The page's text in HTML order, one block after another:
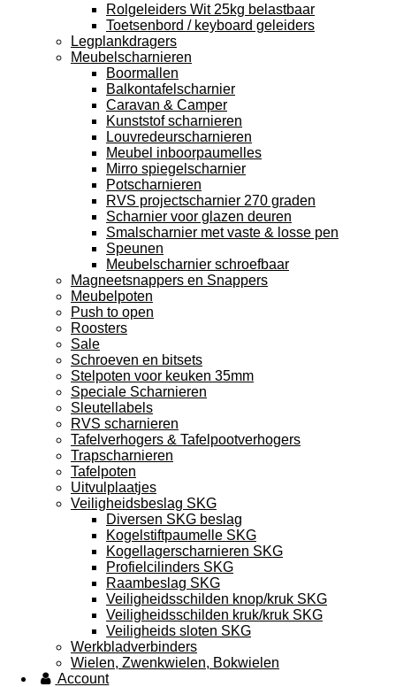
Rolgeleiders Wit 25kg belastbaar
Toetsenbord / keyboard geleiders
Legplankdragers
Meubelscharnieren
Boormallen
Balkontafelscharnier
Caravan & Camper
Kunststof scharnieren
Louvredeurscharnieren
Meubel inboorpaumelles
Mirro spiegelscharnier
Potscharnieren
RVS projectscharnier 270 graden
Scharnier voor glazen deuren
Smalscharnier met vaste & losse pen
Speunen
Meubelscharnier schroefbaar
Magneetsnappers en Snappers
Meubelpoten
Push to open
Roosters
Sale
Schroeven en bitsets
Stelpoten voor keuken 35mm
Speciale Scharnieren
Sleutellabels
RVS scharnieren
Tafelverhogers & Tafelpootverhogers
Trapscharnieren
Tafelpoten
Uitvulplaatjes
Veiligheidsbeslag SKG
Diversen SKG beslag
Kogelstiftpaumelle SKG
Kogellagerscharnieren SKG
Profielcilinders SKG
Raambeslag SKG
Veiligheidsschilden knop/kruk SKG
Veiligheidsschilden kruk/kruk SKG
Veiligheids sloten SKG
Werkbladverbinders
Wielen, Zwenkwielen, Bokwielen
Account